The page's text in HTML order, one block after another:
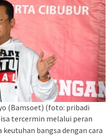
(Bamsoet) (foto: pribadi
tercermin melalui peran
bangsa dengan cara